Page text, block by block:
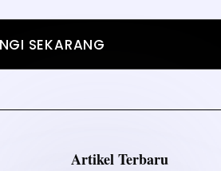
SEKARANG
Artikel Terbaru